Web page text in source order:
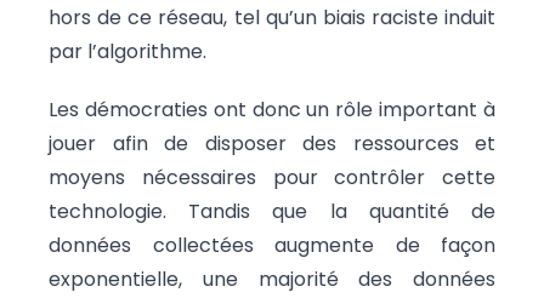
hors de ce réseau, tel qu’un biais raciste induit
par l’algorithme.
Les démocraties ont donc un rôle important à
jouer afin de disposer des ressources et
moyens nécessaires pour contrôler cette
technologie. Tandis que la quantité de
données collectées augmente de façon
exponentielle, une majorité des données